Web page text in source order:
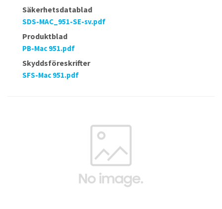
Säkerhetsdatablad
SDS-MAC_951-SE-sv.pdf
Produktblad
PB-Mac 951.pdf
Skyddsföreskrifter
SFS-Mac 951.pdf